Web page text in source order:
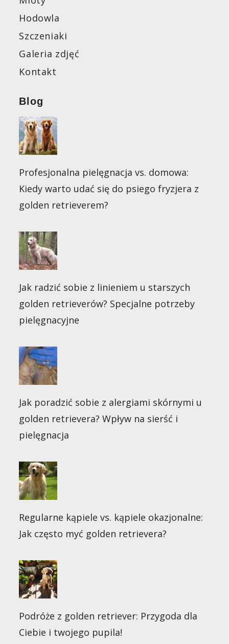
Hodowla
Szczeniaki
Galeria zdjęć
Kontakt
Blog
Profesjonalna pielęgnacja vs. domowa:
Kiedy warto udać się do psiego fryzjera z
golden retrieverem?
Jak radzić sobie z linieniem u starszych
golden retrieverów? Specjalne potrzeby
pielęgnacyjne
Jak poradzić sobie z alergiami skórnymi u
golden retrievera? Wpływ na sierść i
pielęgnacja
Regularne kąpiele vs. kąpiele okazjonalne:
Jak często myć golden retrievera?
Podróże z golden retriever: Przygoda dla
Ciebie i twojego pupila!